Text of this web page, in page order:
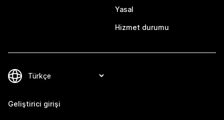
Yasal
Hizmet durumu
Geliştirici girişi